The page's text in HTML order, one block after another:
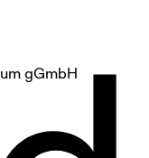
gGmbH